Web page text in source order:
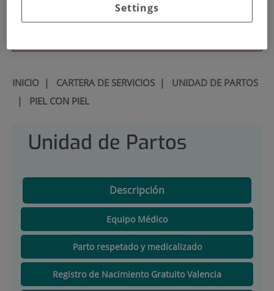
Teléfono de atención al usuario
INICIO| CARTERA DE SERVICIOS| UNIDAD DE PARTOS
| PIEL CON PIEL
Unidad de Partos
Descripción
Equipo Médico
Parto respetado y medicalizado
Registro de Nacimiento Gratuito Valencia
Settings